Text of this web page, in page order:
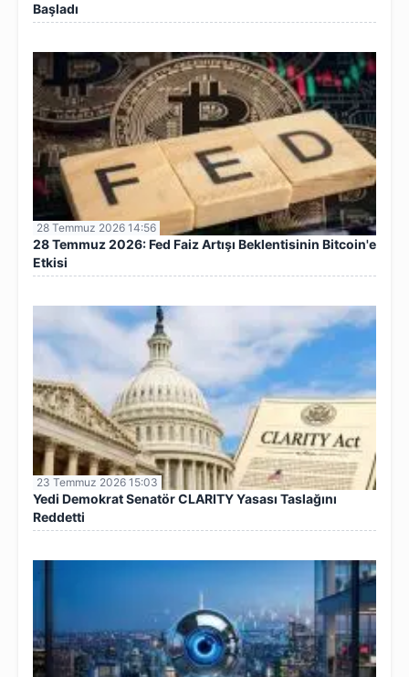
Başladı
28 Temmuz 2026 14:56
28 Temmuz 2026: Fed Faiz Artışı Beklentisinin Bitcoin'e
Etkisi
23 Temmuz 2026 15:03
Yedi Demokrat Senatör CLARITY Yasası Taslağını
Reddetti